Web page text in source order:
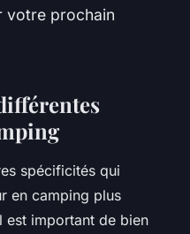
votre prochain
spécificités qui
en camping plus
important de bien